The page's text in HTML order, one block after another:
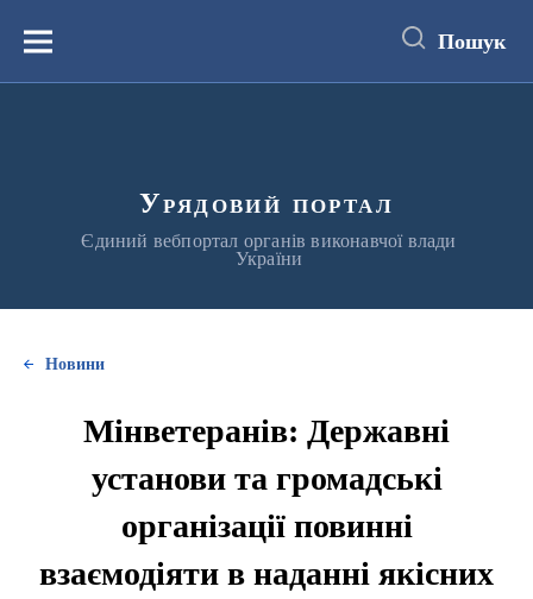
вмістуМеню Пошук
Урядовий портал
Єдиний вебпортал органів виконавчої влади
України
Новини
Мінветеранів: Державні
установи та громадські
організації повинні
взаємодіяти в наданні якісних